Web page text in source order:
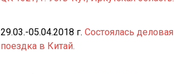
29.03.-05.04.2018 г. Состоялась деловая
поездка в Китай.